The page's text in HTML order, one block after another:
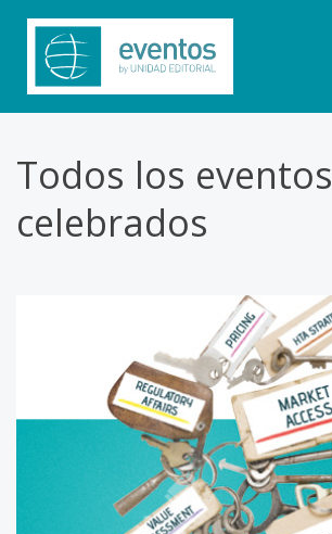
Todos los eventos
celebrados